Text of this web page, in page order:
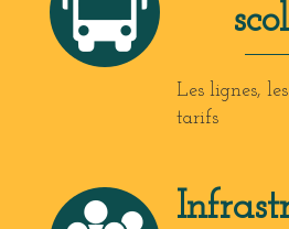
Les lignes,
tarifs